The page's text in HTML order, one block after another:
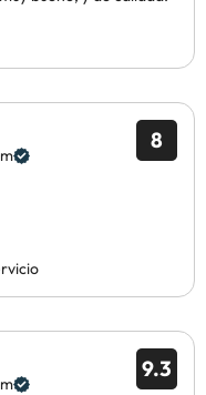
8
9.3